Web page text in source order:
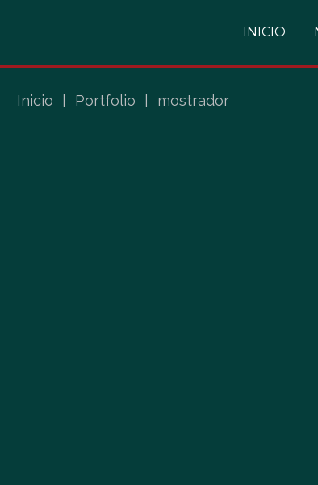
INICIO
Inicio Portfolio mostrador